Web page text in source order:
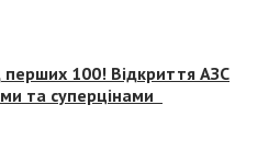
перших 100! Відкриття АЗС
та суперцінами